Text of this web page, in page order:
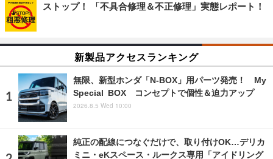
ストップ！ 「不具合修理＆不正修理」実態レポート！
新製品アクセスランキング
無限、新型ホンダ「N-BOX」用パーツ発売！ My
Special BOX コンセプトで個性＆迫力アップ
2026.8.5 Wed 10:00
純正の配線につなぐだけで、取り付けOK…デリカ
ミニ・eKスペース・ルークス専用「アイドリング